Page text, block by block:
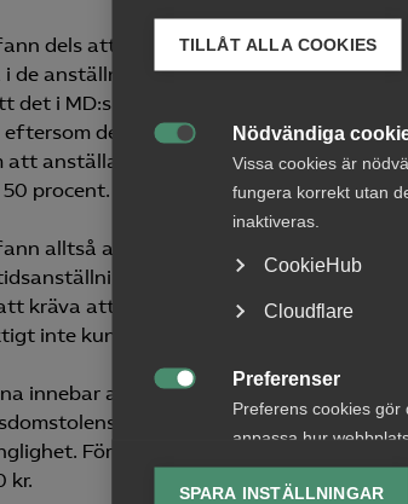
TILLÅT ALLA COOKIES
Nödvändiga
Vissa cookies är
fungera korrekt utan
inaktiveras.
CookieHub
Cloudflare
Preferenser
Preferens cookies
anpassa hur
lagring av vald valuta,
SPARA INSTÄLLNINGAR
dels att MD, med hänsyn till hennes
de anställningar som fanns lediga inom
det i MD:s fall inte hade varit en skälig
det skulle ha inneburit att
att anställa ytterligare en person;
procent.
alltså att det, i det aktuella fallet, inte
och därefter anpassa den.
kräva att Kriminalvården beredde MD
inte kunde utföra arbete av någon
innebar att Arbetsdomstolen ansåg att
bedömning innebar vidare
Förbundets talan avslogs därmed
kr.